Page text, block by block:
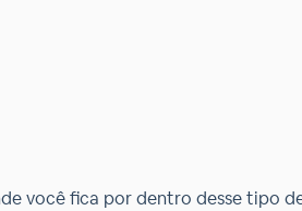
você fica por dentro desse tipo